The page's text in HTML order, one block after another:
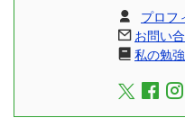
プロフ
お問い
私の勉